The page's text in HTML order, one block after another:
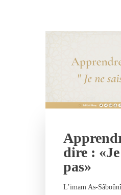
dire :
pas»
L’imam As-Sâboûnî رَحِمَهُ ٱللَّٰهُ a